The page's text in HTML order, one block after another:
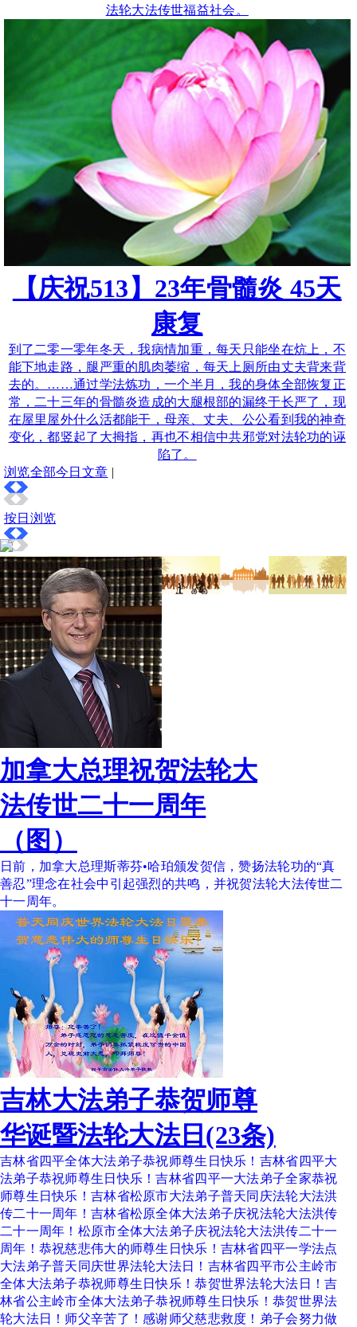
法轮大法传世福益社会。
【庆祝513】23年骨髓炎 45天
康复
到了二零一零年冬天，我病情加重，每天只能坐在炕上，不
能下地走路，腿严重的肌肉萎缩，每天上厕所由丈夫背来背
去的。……通过学法炼功，一个半月，我的身体全部恢复正
常，二十三年的骨髓炎造成的大腿根部的漏终于长严了，现
在屋里屋外什么活都能干，母亲、丈夫、公公看到我的神奇
变化，都竖起了大拇指，再也不相信中共邪党对法轮功的诬
陷了。
浏览全部今日文章 |
按日浏览
加拿大总理祝贺法轮大
法传世二十一周年
（图）
日前，加拿大总理斯蒂芬•哈珀颁发贺信，赞扬法轮功的“真
善忍”理念在社会中引起强烈的共鸣，并祝贺法轮大法传世二
十一周年。
吉林大法弟子恭贺师尊
华诞暨法轮大法日(23条)
吉林省四平全体大法弟子恭祝师尊生日快乐！吉林省四平大
法弟子恭祝师尊生日快乐！吉林省四平一大法弟子全家恭祝
师尊生日快乐！吉林省松原市大法弟子普天同庆法轮大法洪
传二十一周年！吉林省松原全体大法弟子庆祝法轮大法洪传
二十一周年！松原市全体大法弟子庆祝法轮大法洪传二十一
周年！恭祝慈悲伟大的师尊生日快乐！吉林省四平一学法点
大法弟子普天同庆世界法轮大法日！吉林省四平市公主岭市
全体大法弟子恭祝师尊生日快乐！恭贺世界法轮大法日！吉
林省公主岭市全体大法弟子恭祝师尊生日快乐！恭贺世界法
轮大法日！师父辛苦了！感谢师父慈悲救度！弟子会努力做